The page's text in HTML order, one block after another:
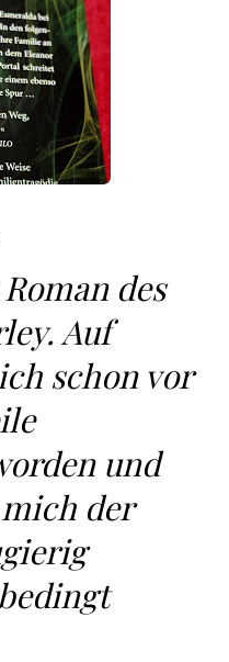
des
Auf
schon vor
und
der